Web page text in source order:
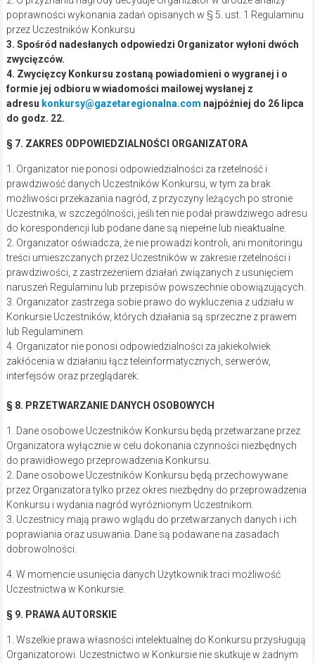
poprawności wykonania zadań opisanych w § 5. ust. 1 Regulaminu
przez Uczestników Konkursu
3. Spośród nadesłanych odpowiedzi Organizator wyłoni dwóch
zwycięzców.
4. Zwycięzcy Konkursu zostaną powiadomieni o wygranej i o
formie jej odbioru w wiadomości mailowej wysłanej z
adresu konkursy@gazetaregionalna.com najpóźniej do 26 lipca
do godz. 22.
§ 7. ZAKRES ODPOWIEDZIALNOŚCI ORGANIZATORA
1. Organizator nie ponosi odpowiedzialności za rzetelność i
prawdziwość danych Uczestników Konkursu, w tym za brak
możliwości przekazania nagród, z przyczyny leżących po stronie
Uczestnika, w szczególności, jeśli ten nie podał prawdziwego adresu
do korespondencji lub podane dane są niepełne lub nieaktualne.
2. Organizator oświadcza, że nie prowadzi kontroli, ani monitoringu
treści umieszczanych przez Uczestników w zakresie rzetelności i
prawdziwości, z zastrzeżeniem działań związanych z usunięciem
naruszeń Regulaminu lub przepisów powszechnie obowiązujących.
3. Organizator zastrzega sobie prawo do wykluczenia z udziału w
Konkursie Uczestników, których działania są sprzeczne z prawem
lub Regulaminem.
4. Organizator nie ponosi odpowiedzialności za jakiekolwiek
zakłócenia w działaniu łącz teleinformatycznych, serwerów,
interfejsów oraz przeglądarek.
§ 8. PRZETWARZANIE DANYCH OSOBOWYCH
1. Dane osobowe Uczestników Konkursu będą przetwarzane przez
Organizatora wyłącznie w celu dokonania czynności niezbędnych
do prawidłowego przeprowadzenia Konkursu.
2. Dane osobowe Uczestników Konkursu będą przechowywane
przez Organizatora tylko przez okres niezbędny do przeprowadzenia
Konkursu i wydania nagród wyróżnionym Uczestnikom.
3. Uczestnicy mają prawo wglądu do przetwarzanych danych i ich
poprawiania oraz usuwania. Dane są podawane na zasadach
dobrowolności.
4. W momencie usunięcia danych Użytkownik traci możliwość
Uczestnictwa w Konkursie.
§ 9. PRAWA AUTORSKIE
1. Wszelkie prawa własności intelektualnej do Konkursu przysługują
Organizatorowi. Uczestnictwo w Konkursie nie skutkuje w żadnym